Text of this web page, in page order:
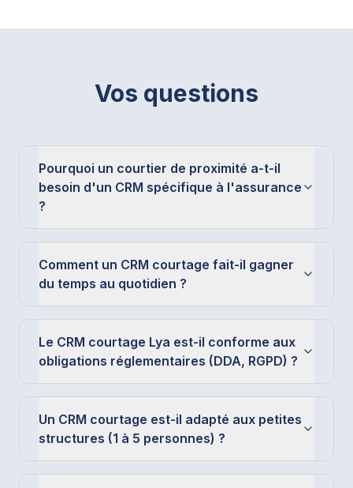
Vos questions
Pourquoi un courtier de proximité a-t-il
besoin d'un CRM spécifique à l'assurance
?
Comment un CRM courtage fait-il gagner
du temps au quotidien ?
Le CRM courtage Lya est-il conforme aux
obligations réglementaires (DDA, RGPD) ?
Un CRM courtage est-il adapté aux petites
structures (1 à 5 personnes) ?